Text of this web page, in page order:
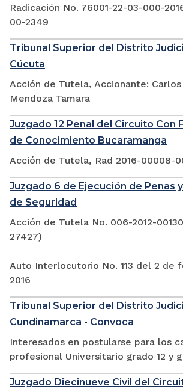
Radicación No. 76001-22-03-000-
00-2349
Tribunal Superior del Distrito
Cúcuta
Acción de Tutela, Accionante:
Mendoza Tamara
Juzgado 12 Penal del Circuito Con
de Conocimiento Bucaramanga
Acción de Tutela, Rad 2016-00008-
Juzgado 6 de Ejecución de Penas
de Seguridad
Acción de Tutela No. 006-2012-
27427)
Auto Interlocutorio No. 113 del 2 de
2016
Tribunal Superior del Distrito
Cundinamarca - Convoca
Interesados en postularse para los
profesional Universitario grado 12 y
Juzgado Diecinueve Civil del